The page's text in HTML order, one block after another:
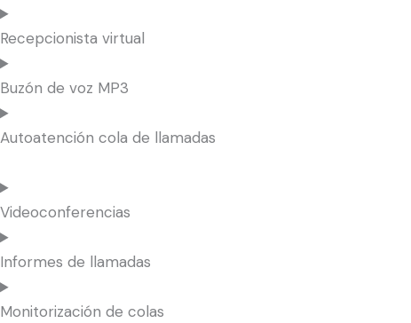
Recepcionista virtual
Buzón de voz MP3
Autoatención cola de llamadas
Videoconferencias
Informes de llamadas
Monitorización de colas